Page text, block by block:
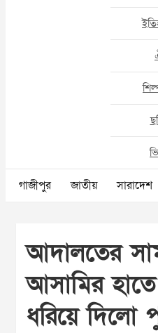
গাজীপুর জাতীয় সারাদেশ
আদালতের
আসামির
ধরিয়ে দিলো